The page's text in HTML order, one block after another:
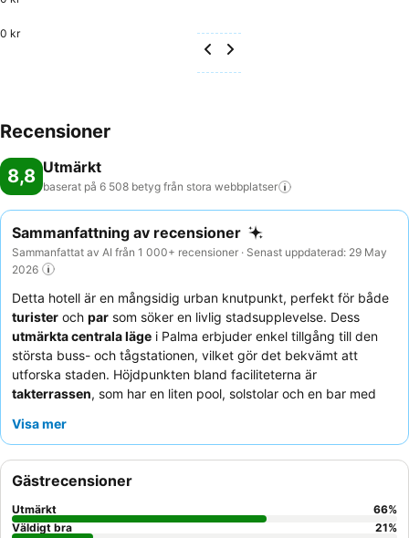
0 kr
Recensioner
8,8 Utmärkt
baserat på 6 508 betyg från stora webbplatser
Sammanfattning av recensioner
Sammanfattat av AI från 1 000+ recensioner · Senast uppdaterad: 29 May
2026
Detta hotell är en mångsidig urban knutpunkt, perfekt för både
turister och par som söker en livlig stadsupplevelse. Dess
utmärkta centrala läge i Palma erbjuder enkel tillgång till den
största buss- och tågstationen, vilket gör det bekvämt att
utforska staden. Höjdpunkten bland faciliteterna är
takterrassen, som har en liten pool, solstolar och en bar med
sightseeing. Gästerna berömmer konsekvent den
läckra och varierade frukostbuffén. För en verkligt förbättrad
vistelse, överväg att boka ett rum på en högre våning för
lugnare boende och bättre utsikt.
Visa mer
Gästrecensioner
Utmärkt 66%
Väldigt bra
21%